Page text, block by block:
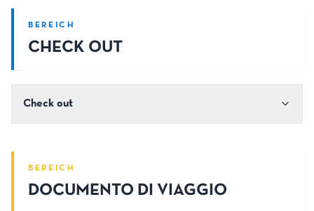
BEREICH
CHECK OUT
Check out
BEREICH
DOCUMENTO DI VIAGGIO